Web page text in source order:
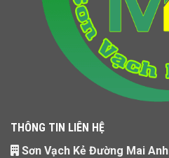
THÔNG TIN LIÊN HỆ
Sơn Vạch Kẻ Đường Mai Anh